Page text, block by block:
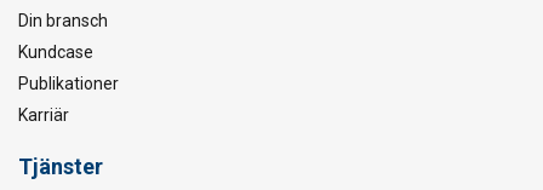
Din bransch
Kundcase
Publikationer
Karriär
Tjänster